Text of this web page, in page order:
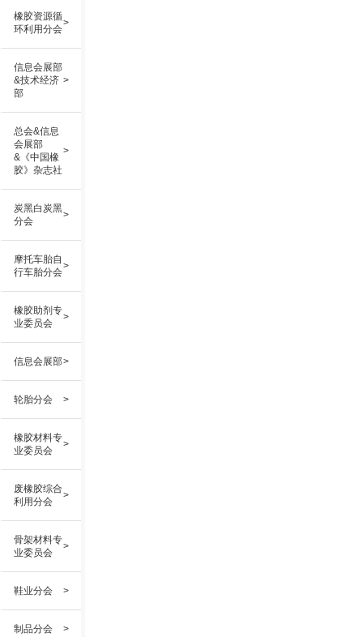
橡胶资源循
环利用分会
>
信息会展部
&技术经济
部
>
总会&信息
会展部
&《中国橡
胶》杂志社
>
炭黑白炭黑
分会
>
摩托车胎自
行车胎分会
>
橡胶助剂专
业委员会
>
信息会展部>
轮胎分会 >
橡胶材料专
业委员会
>
废橡胶综合
利用分会
>
骨架材料专
业委员会
>
鞋业分会 >
制品分会 >